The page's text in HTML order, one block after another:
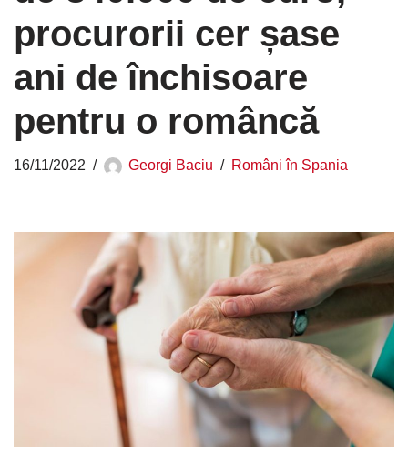
procurorii cer șase
ani de închisoare
pentru o româncă
16/11/2022 Georgi Baciu Români în Spania